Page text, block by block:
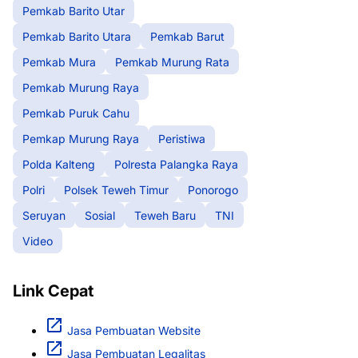
Pemkab Barito Utar
Pemkab Barito Utara
Pemkab Barut
Pemkab Mura
Pemkab Murung Rata
Pemkab Murung Raya
Pemkab Puruk Cahu
Pemkap Murung Raya
Peristiwa
Polda Kalteng
Polresta Palangka Raya
Polri
Polsek Teweh Timur
Ponorogo
Seruyan
Sosial Teweh Baru
TNI
Video
Link Cepat
Jasa Pembuatan Website
Jasa Pembuatan Legalitas